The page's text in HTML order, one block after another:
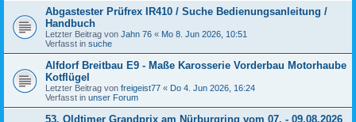
Abgastester Prüfrex IR410 / Suche Bedienungsanleitung /
Handbuch
Letzter Beitrag von Jahn 76 « Mo 8. Jun 2026, 10:51
Verfasst in suche
Alfdorf Breitbau E9 - Maße Karosserie Vorderbau Motorhaube
Kotflügel
Letzter Beitrag von freigeist77 « Do 4. Jun 2026, 16:24
Verfasst in unser Forum
53. Oldtimer Grandprix am Nürburgring vom 07. - 09.08.2026